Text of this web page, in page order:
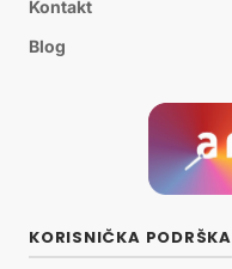
Kontakt
Blog
KORISNIČKA PODRŠKA